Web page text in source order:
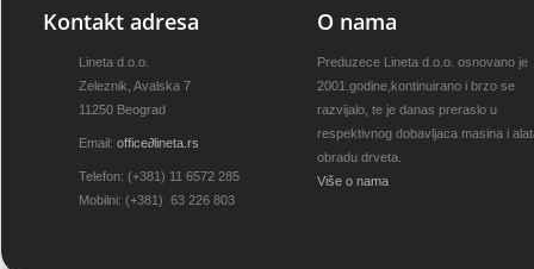
Kontakt adresa
Lineta d.o.o.
Zeleznik, Avalska 7
11250 Beograd
Email: office∂lineta.rs
Telefon: (+381) 11 6572 285
Mobilni: (+381) 63 226 803
O nama
Preduzece Lineta d.o.o. osnovano je
2001.godine,kontinuirano i brzo se
razvijalo, te je danas preraslo u
respektivnog dobavljaca masina i
obradu drveta.
Više o nama